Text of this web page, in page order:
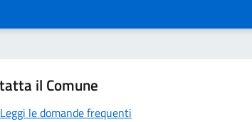
il Comune
Leggi le domande frequenti